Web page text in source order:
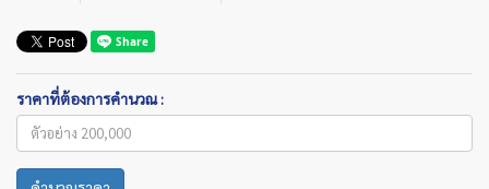
ราคาที่ต้องการคำนวณ :